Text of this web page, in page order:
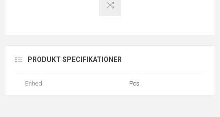
PRODUKT SPECIFIKATIONER
Enhed Pcs